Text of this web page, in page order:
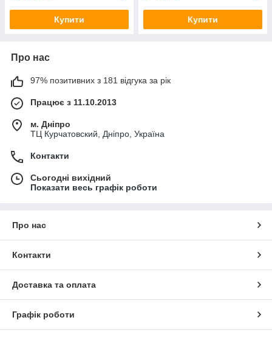
Купити Купити
Про нас
97% позитивних з 181 відгука за рік
Працює з 11.10.2013
м. Дніпро
ТЦ Курчатовский, Дніпро, Україна
Контакти
Сьогодні вихідний
Показати весь графік роботи
Про нас
Контакти
Доставка та оплата
Графік роботи